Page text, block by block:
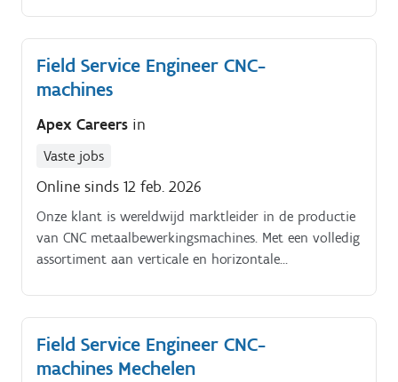
draaibanken, staan ze bekend om hun kwaliteit en
innovatie.
Field Service Engineer CNC-
machines
Apex Careers in
Vaste jobs
Online sinds 12 feb. 2026
Onze klant is wereldwijd marktleider in de productie
van CNC metaalbewerkingsmachines. Met een volledig
assortiment aan verticale en horizontale
innovatie.
Field Service Engineer CNC-
machines Mechelen